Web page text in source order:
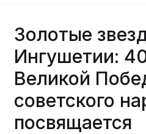
Золотые
Ингушетии:
Великой
советского
посвящается